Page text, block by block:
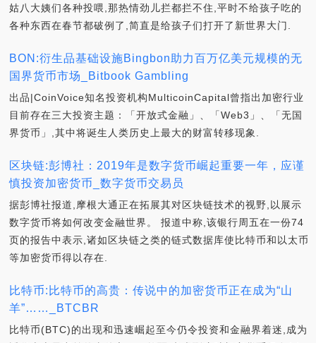
姑八大姨们各种投喂,那热情劲儿拦都拦不住,平时不给孩子吃的
各种东西在春节都破例了,简直是给孩子们打开了新世界大门.
BON:衍生品基础设施Bingbon助力百万亿美元规模的无
国界货币市场_Bitbook Gambling
出品|CoinVoice知名投资机构MulticoinCapital曾指出加密行业
目前存在三大投资主题：「开放式金融」、「Web3」、「无国
界货币」,其中将诞生人类历史上最大的财富转移现象.
区块链:彭博社：2019年是数字货币崛起重要一年，应谨
慎投资加密货币_数字货币交易员
据彭博社报道,摩根大通正在拓展其对区块链技术的视野,以展示
数字货币将如何改变金融世界。 报道中称,该银行周五在一份74
页的报告中表示,诸如区块链之类的链式数据库使比特币和以太币
等加密货币得以存在.
比特币:比特币的高贵：传说中的加密货币正在成为“山
羊”……_BTCBR
比特币(BTC)的出现和迅速崛起至今仍令投资和金融界着迷,成为